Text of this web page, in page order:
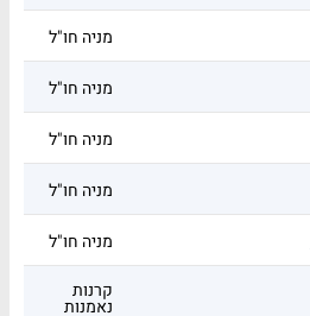
מניה חו"ל
מניה חו"ל
מניה חו"ל
מניה חו"ל
מניה חו"ל
קרנות
נאמנות